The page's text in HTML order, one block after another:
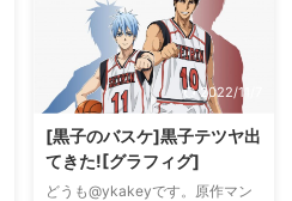
2022/11/7
[黒子のバスケ]黒子テツヤ出
てきた![グラフィグ]
どうも@ykakeyです。原作マン